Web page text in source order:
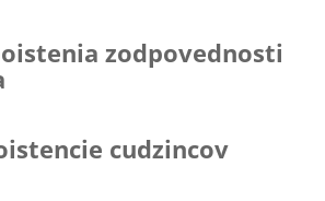
zodpovednosti
cudzincov